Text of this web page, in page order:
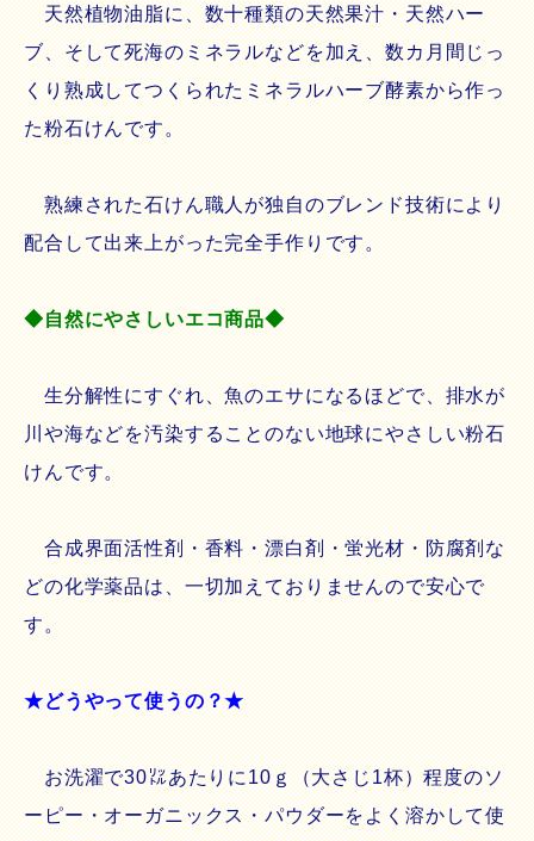
天然植物油脂に、数十種類の天然果汁・天然ハー
ブ、そして死海のミネラルなどを加え、数カ月間じっ
くり熟成してつくられたミネラルハーブ酵素から作っ
た粉石けんです。
熟練された石けん職人が独自のブレンド技術により
配合して出来上がった完全手作りです。
◆自然にやさしいエコ商品◆
生分解性にすぐれ、魚のエサになるほどで、排水が
川や海などを汚染することのない地球にやさしい粉石
けんです。
合成界面活性剤・香料・漂白剤・蛍光材・防腐剤な
どの化学薬品は、一切加えておりませんので安心で
す。
★どうやって使うの？★
お洗濯で30㍑あたりに10ｇ（大さじ1杯）程度のソ
ーピー・オーガニックス・パウダーをよく溶かして使